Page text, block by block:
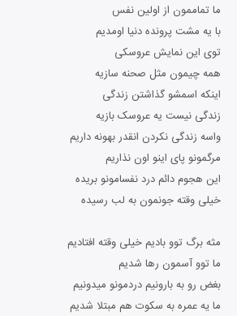
ما تماممون از اولین نفس
با یه مشت پرونده دنیا اومدیم
توی این نمایش عروسکی
همه چیمون مثل صحنه سازیه
اینکه اسمشو گذاشتن زندگی
زندگی نیست یه عروسک بازیه
واسه زندگی نکردن انقدر بهونه داریم
مرگمونو پای اینو اون نذاریم
این هجوم دائم درد نفسامونو بریده
خیلی وقته جونمون به لب رسیده
مثه برگ توو بادیم خیلی وقته افتادیم
ما توو آسمون رها شدیم
ﺑﻐﺾ رو ﺑﻪ ﺑﺎروﻧﻴﻢ دردﻣﻮﻧﻮ ﻣﻴﺪوﻧﻴﻢ
ﻣﺎ ﻳﻪ ﻋﻤﺮه ﺑﻪ ﺳﻜﻮت هم ﻣﺒﺘﻠﺎ شدیم